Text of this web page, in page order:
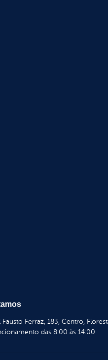
Ferraz, 183, Centro,
das 8:00 às 14:00